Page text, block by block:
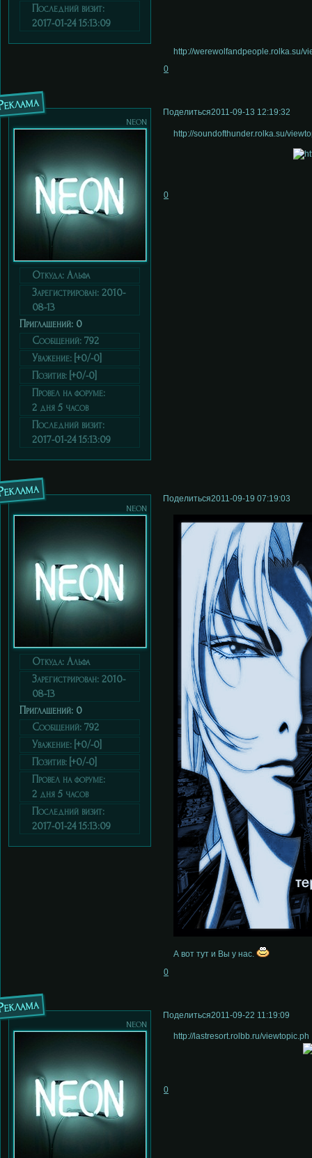
Последний визит:
2017-01-24 15:13:09
http://werewolfandpeople.rolka.su/
0
Поделиться2011-09-13 12:19:32
neon
Откуда: Альфа
Зарегистрирован: 2010-
08-13
Приглашений: 0
Сообщений: 792
Уважение: [+0/-0]
Позитив: [+0/-0]
Провел на форуме:
2 дня 5 часов
Последний визит:
2017-01-24 15:13:09
http://soundofthunder.rolka.su/
0
Поделиться2011-09-19 07:19:03
neon
Откуда: Альфа
Зарегистрирован: 2010-
08-13
Приглашений: 0
Сообщений: 792
Уважение: [+0/-0]
Позитив: [+0/-0]
Провел на форуме:
2 дня 5 часов
Последний визит:
2017-01-24 15:13:09
А вот тут и Вы у нас.
0
Поделиться2011-09-22 11:19:09
neon
http://lastresort.rolbb.ru/
0